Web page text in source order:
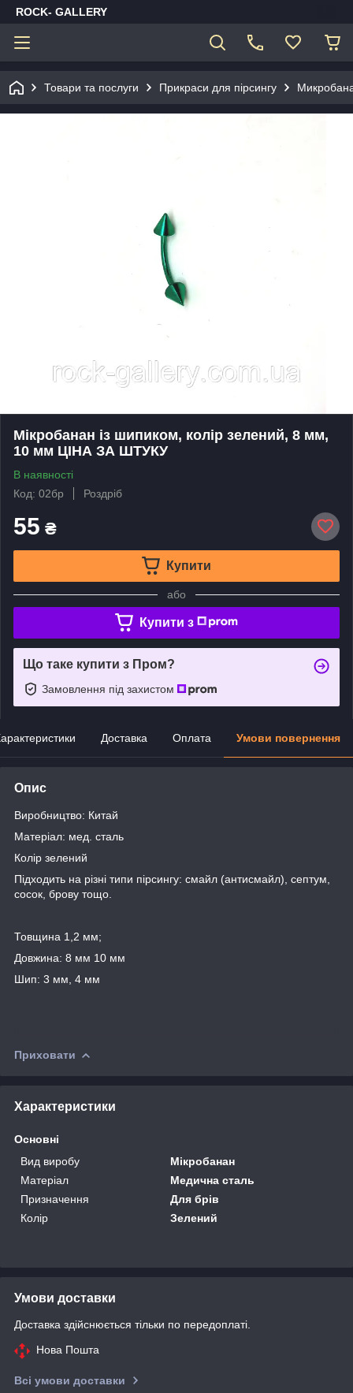
ROCK- GALLERY
Товари та послуги Прикраси для пірсингу
Мікробанан із шипиком, колір зелений, 8 мм,
10 мм ЦIНА ЗА ШТУКУ
В наявності
Код: 02бр
Роздріб
55 ₴
Купити
або
Купити з
Що таке купити з Пром?
Замовлення під захистом
Доставка Оплата Умови повернення
Опис
Виробництво: Китай
Матеріал: мед. сталь
Колір зелений
Підходить на різні типи пірсингу: смайл (антисмайл), септум,
сосок, брову тощо.
Товщина 1,2 мм;
Довжина: 8 мм 10 мм
Шип: 3 мм, 4 мм
Приховати
Характеристики
Основні
Вид виробу
Мікробанан
Матеріал
Медична сталь
Призначення
Для брів
Колір
Зелений
Умови доставки
Доставка здійснюється тільки по передоплаті.
Нова Пошта
Всі умови доставки